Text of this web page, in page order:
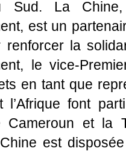
Sud. La
est un
renforcer la
le vice-
en tant que
font
Cameroun et la
est